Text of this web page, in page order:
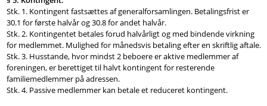
Stk. 1. Kontingent fastsættes af generalforsamlingen. Betalingsfrist er
30.1 for første halvår og 30.8 for andet halvår.
Stk. 2. Kontingentet betales forud halvårligt og med bindende virkning
for medlemmet. Mulighed for månedsvis betaling efter en skriftlig aftale.
Stk. 3. Husstande, hvor mindst 2 beboere er aktive medlemmer af
foreningen, er berettiget til halvt kontingent for resterende
familiemedlemmer på adressen.
Stk. 4. Passive medlemmer kan betale et reduceret kontingent.